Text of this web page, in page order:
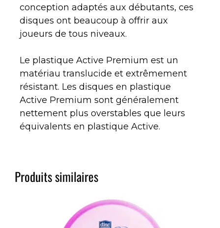
conception adaptés aux débutants, ces
disques ont beaucoup à offrir aux
joueurs de tous niveaux.
Le plastique Active Premium est un
matériau translucide et extrêmement
résistant. Les disques en plastique
Active Premium sont généralement
nettement plus overstables que leurs
équivalents en plastique Active.
Produits similaires